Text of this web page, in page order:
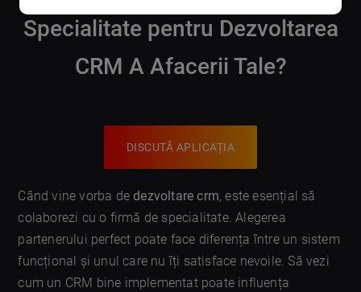
Specialitate pentru Dezvoltarea
CRM A Afacerii Tale?
DISCUTĂ APLICAȚIA
Când vine vorba dedezvoltare crm, este esențial să
colaborezi cu o firmă de specialitate. Alegerea
partenerului perfect poate face diferența între un sistem
funcțional și unul care nu îți satisface nevoile. Să vezi
cum un CRM bine implementat poate influența